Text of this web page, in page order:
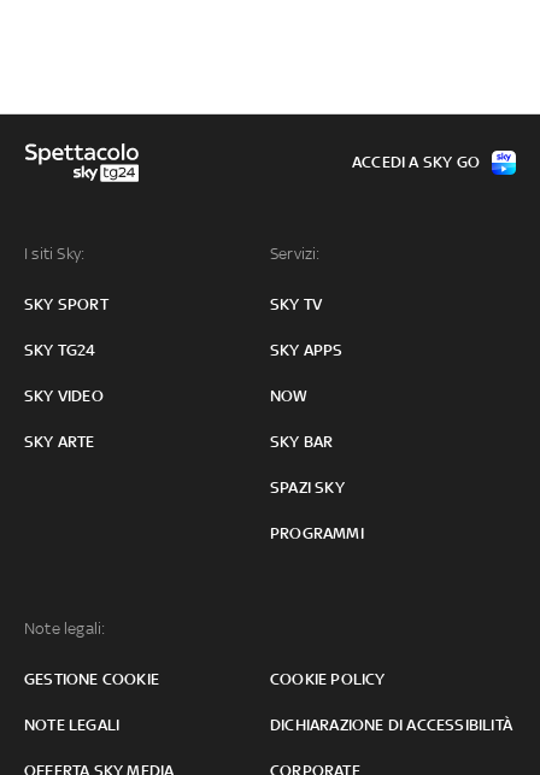
I siti Sky:
SKY SPORT
SKY TG24
SKY VIDEO
SKY ARTE
Servizi:
SKY TV
SKY APPS
NOW
SKY BAR
SPAZI SKY
PROGRAMMI
Note legali:
GESTIONE COOKIE COOKIE POLICY
NOTE LEGALI DICHIARAZIONE DI ACCESSIBILITÀ
OFFERTA SKY MEDIA CORPORATE
ACCEDI A SKY GO